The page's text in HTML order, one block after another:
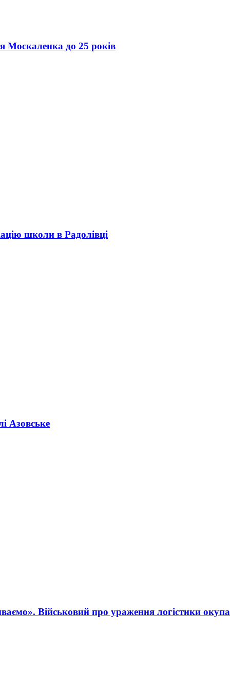
Москаленка до 25 років
школи в Радолівці
Азовське
Військовий про ураження логістики